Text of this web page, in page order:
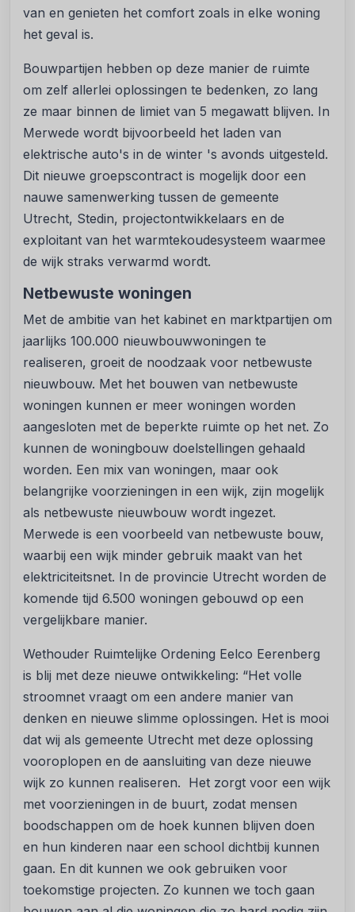
van en genieten het comfort zoals in elke woning
het geval is.
Bouwpartijen hebben op deze manier de ruimte
om zelf allerlei oplossingen te bedenken, zo lang
ze maar binnen de limiet van 5 megawatt blijven. In
Merwede wordt bijvoorbeeld het laden van
elektrische auto's in de winter 's avonds uitgesteld.
Dit nieuwe groepscontract is mogelijk door een
nauwe samenwerking tussen de gemeente
Utrecht, Stedin, projectontwikkelaars en de
exploitant van het warmtekoudesysteem waarmee
de wijk straks verwarmd wordt.
Netbewuste woningen
Met de ambitie van het kabinet en marktpartijen om
jaarlijks 100.000 nieuwbouwwoningen te
realiseren, groeit de noodzaak voor netbewuste
nieuwbouw. Met het bouwen van netbewuste
woningen kunnen er meer woningen worden
aangesloten met de beperkte ruimte op het net. Zo
kunnen de woningbouw doelstellingen gehaald
worden. Een mix van woningen, maar ook
belangrijke voorzieningen in een wijk, zijn mogelijk
als netbewuste nieuwbouw wordt ingezet.
Merwede is een voorbeeld van netbewuste bouw,
waarbij een wijk minder gebruik maakt van het
elektriciteitsnet. In de provincie Utrecht worden de
komende tijd 6.500 woningen gebouwd op een
vergelijkbare manier.
Wethouder Ruimtelijke Ordening Eelco Eerenberg
is blij met deze nieuwe ontwikkeling: “Het volle
stroomnet vraagt om een andere manier van
denken en nieuwe slimme oplossingen. Het is mooi
dat wij als gemeente Utrecht met deze oplossing
vooroplopen en de aansluiting van deze nieuwe
wijk zo kunnen realiseren. Het zorgt voor een wijk
met voorzieningen in de buurt, zodat mensen
boodschappen om de hoek kunnen blijven doen
en hun kinderen naar een school dichtbij kunnen
gaan. En dit kunnen we ook gebruiken voor
toekomstige projecten. Zo kunnen we toch gaan